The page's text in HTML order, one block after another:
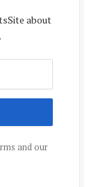
about
and our